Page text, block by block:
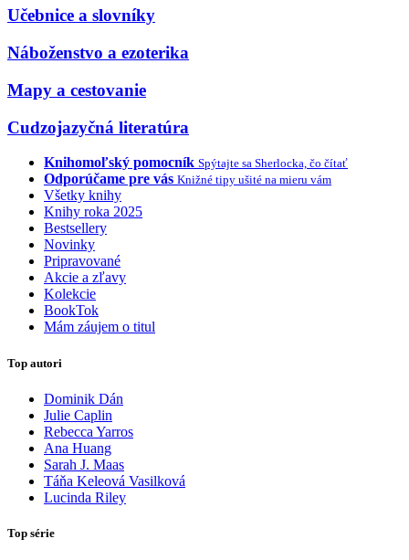
Učebnice a slovníky
Náboženstvo a ezoterika
Mapy a cestovanie
Cudzojazyčná literatúra
Knihomoľský pomocník Spýtajte sa Sherlocka, čo čítať
Odporúčame pre vás Knižné tipy ušité na mieru vám
Všetky knihy
Knihy roka 2025
Bestsellery
Novinky
Pripravované
Akcie a zľavy
Kolekcie
BookTok
Mám záujem o titul
Top autori
Dominik Dán
Julie Caplin
Rebecca Yarros
Ana Huang
Sarah J. Maas
Táňa Keleová Vasilková
Lucinda Riley
Top série